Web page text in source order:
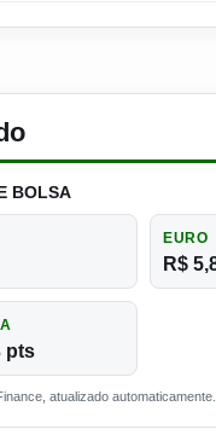
BOLSA
EURO
R$
pts
atualizado automaticamente.